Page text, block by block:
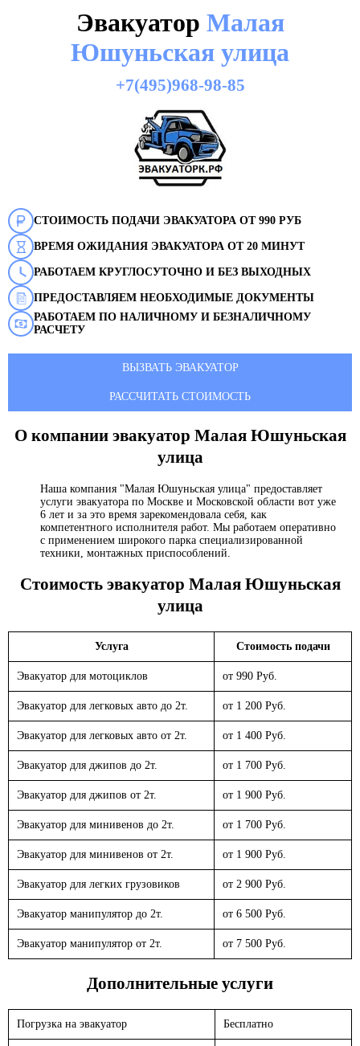
Эвакуатор Малая
Юшуньская улица
+7(495)968-98-85
СТОИМОСТЬ ПОДАЧИ ЭВАКУАТОРА ОТ 990 РУБ
ВРЕМЯ ОЖИДАНИЯ ЭВАКУАТОРА ОТ 20 МИНУТ
РАБОТАЕМ КРУГЛОСУТОЧНО И БЕЗ ВЫХОДНЫХ
ПРЕДОСТАВЛЯЕМ НЕОБХОДИМЫЕ ДОКУМЕНТЫ
РАБОТАЕМ ПО НАЛИЧНОМУ И БЕЗНАЛИЧНОМУ
РАСЧЕТУ
ВЫЗВАТЬ ЭВАКУАТОР
РАССЧИТАТЬ СТОИМОСТЬ
О компании эвакуатор Малая Юшуньская
улица
Наша компания "Малая Юшуньская улица" предоставляет
услуги эвакуатора по Москве и Московской области вот уже
6 лет и за это время зарекомендовала себя, как
компетентного исполнителя работ. Мы работаем оперативно
с применением широкого парка специализированной
техники, монтажных приспособлений.
Стоимость эвакуатор Малая Юшуньская
улица
Услуга Стоимость подачи
Эвакуатор для мотоциклов от 990 Руб.
Эвакуатор для легковых авто до 2т. от 1 200 Руб.
Эвакуатор для легковых авто от 2т. от 1 400 Руб.
Эвакуатор для джипов до 2т. от 1 700 Руб.
Эвакуатор для джипов от 2т. от 1 900 Руб.
Эвакуатор для минивенов до 2т. от 1 700 Руб.
Эвакуатор для минивенов от 2т. от 1 900 Руб.
Эвакуатор для легких грузовиков от 2 900 Руб.
Эвакуатор манипулятор до 2т. от 6 500 Руб.
Эвакуатор манипулятор от 2т. от 7 500 Руб.
Дополнительные услуги
Погрузка на эвакуатор Бесплатно